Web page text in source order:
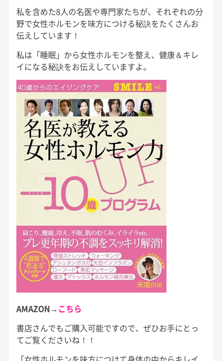
私を含めた8人の名医や専門家たちが、それぞれの分
野で女性ホルモンを味方につける秘訣をたくさんお
伝えしています！
私は「睡眠」から女性ホルモンを整え、健康＆キレ
イになる秘訣をお伝えしていますよ。
AMAZON→ こちら
書店さんでもご購入可能ですので、ぜひお手にとっ
てご覧くださいね！！